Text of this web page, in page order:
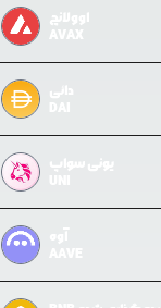
اوولانچ
AVAX